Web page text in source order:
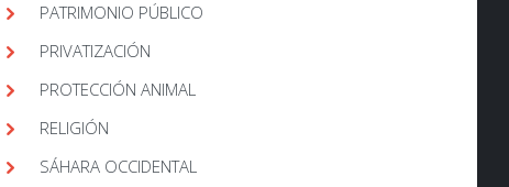
PATRIMONIO PÚBLICO
PRIVATIZACIÓN
PROTECCIÓN ANIMAL
RELIGIÓN
SÁHARA OCCIDENTAL